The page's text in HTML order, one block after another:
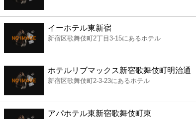
レジャー
書店
ファミレス
ファーストフード
イーホテル東新宿
新宿区歌舞伎町2丁目3-15にあるホテル
ホテルリブマックス新宿歌舞伎町明治通
新宿区歌舞伎町2-3-23にあるホテル
アパホテル東新宿歌舞伎町東